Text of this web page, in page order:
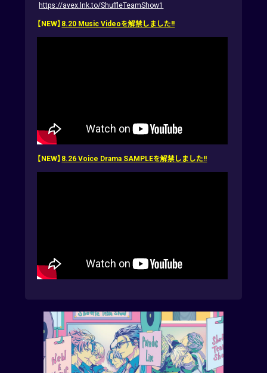
https://avex.lnk.to/ShuffleTeamShow1
【NEW】 8.20 Music Videoを解禁しました!!
【NEW】 8.26 Voice Drama SAMPLEを解禁しました!!